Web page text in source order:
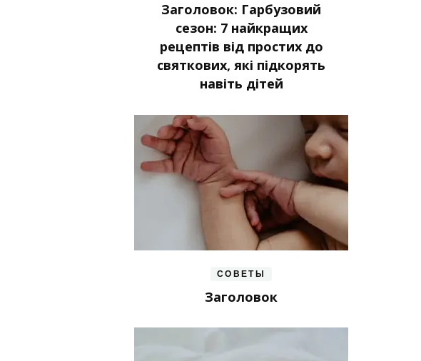
Заголовок: Гарбузовий
сезон: 7 найкращих
рецептів від простих до
святкових, які підкорять
навіть дітей
СОВЕТЫ
Заголовок